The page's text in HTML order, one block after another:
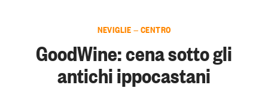
NEVIGLIE — CENTRO
GoodWine: cena sotto gli
antichi ippocastani